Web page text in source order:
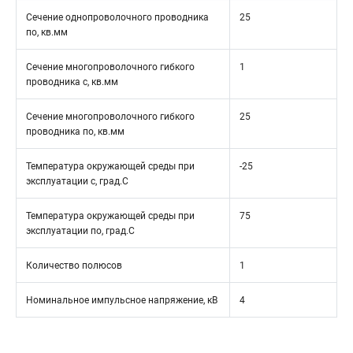
Сечение однопроволочного проводника
по, кв.мм
25
Сечение многопроволочного гибкого
проводника с, кв.мм
1
Сечение многопроволочного гибкого
проводника по, кв.мм
25
Температура окружающей среды при
эксплуатации с, град.C
-25
Температура окружающей среды при
эксплуатации по, град.C
75
Количество полюсов 1
Номинальное импульсное напряжение, кВ 4